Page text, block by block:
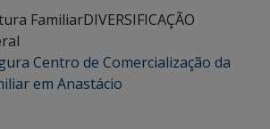
FamiliarDIVERSIFICAÇÃO
Centro de Comercialização da
em Anastácio